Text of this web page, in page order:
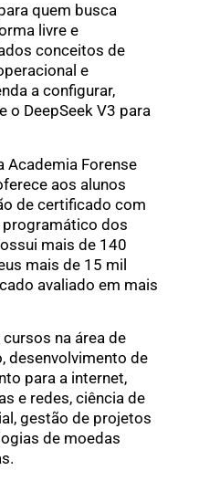
quem busca
livre e
conceitos de
e
a configurar,
o DeepSeek V3 para
Academia Forense
aos alunos
de certificado com
dos
mais de 140
mais de 15 mil
avaliado em mais
na área de
desenvolvimento de
para a internet,
e redes, ciência de
gestão de projetos
de moedas